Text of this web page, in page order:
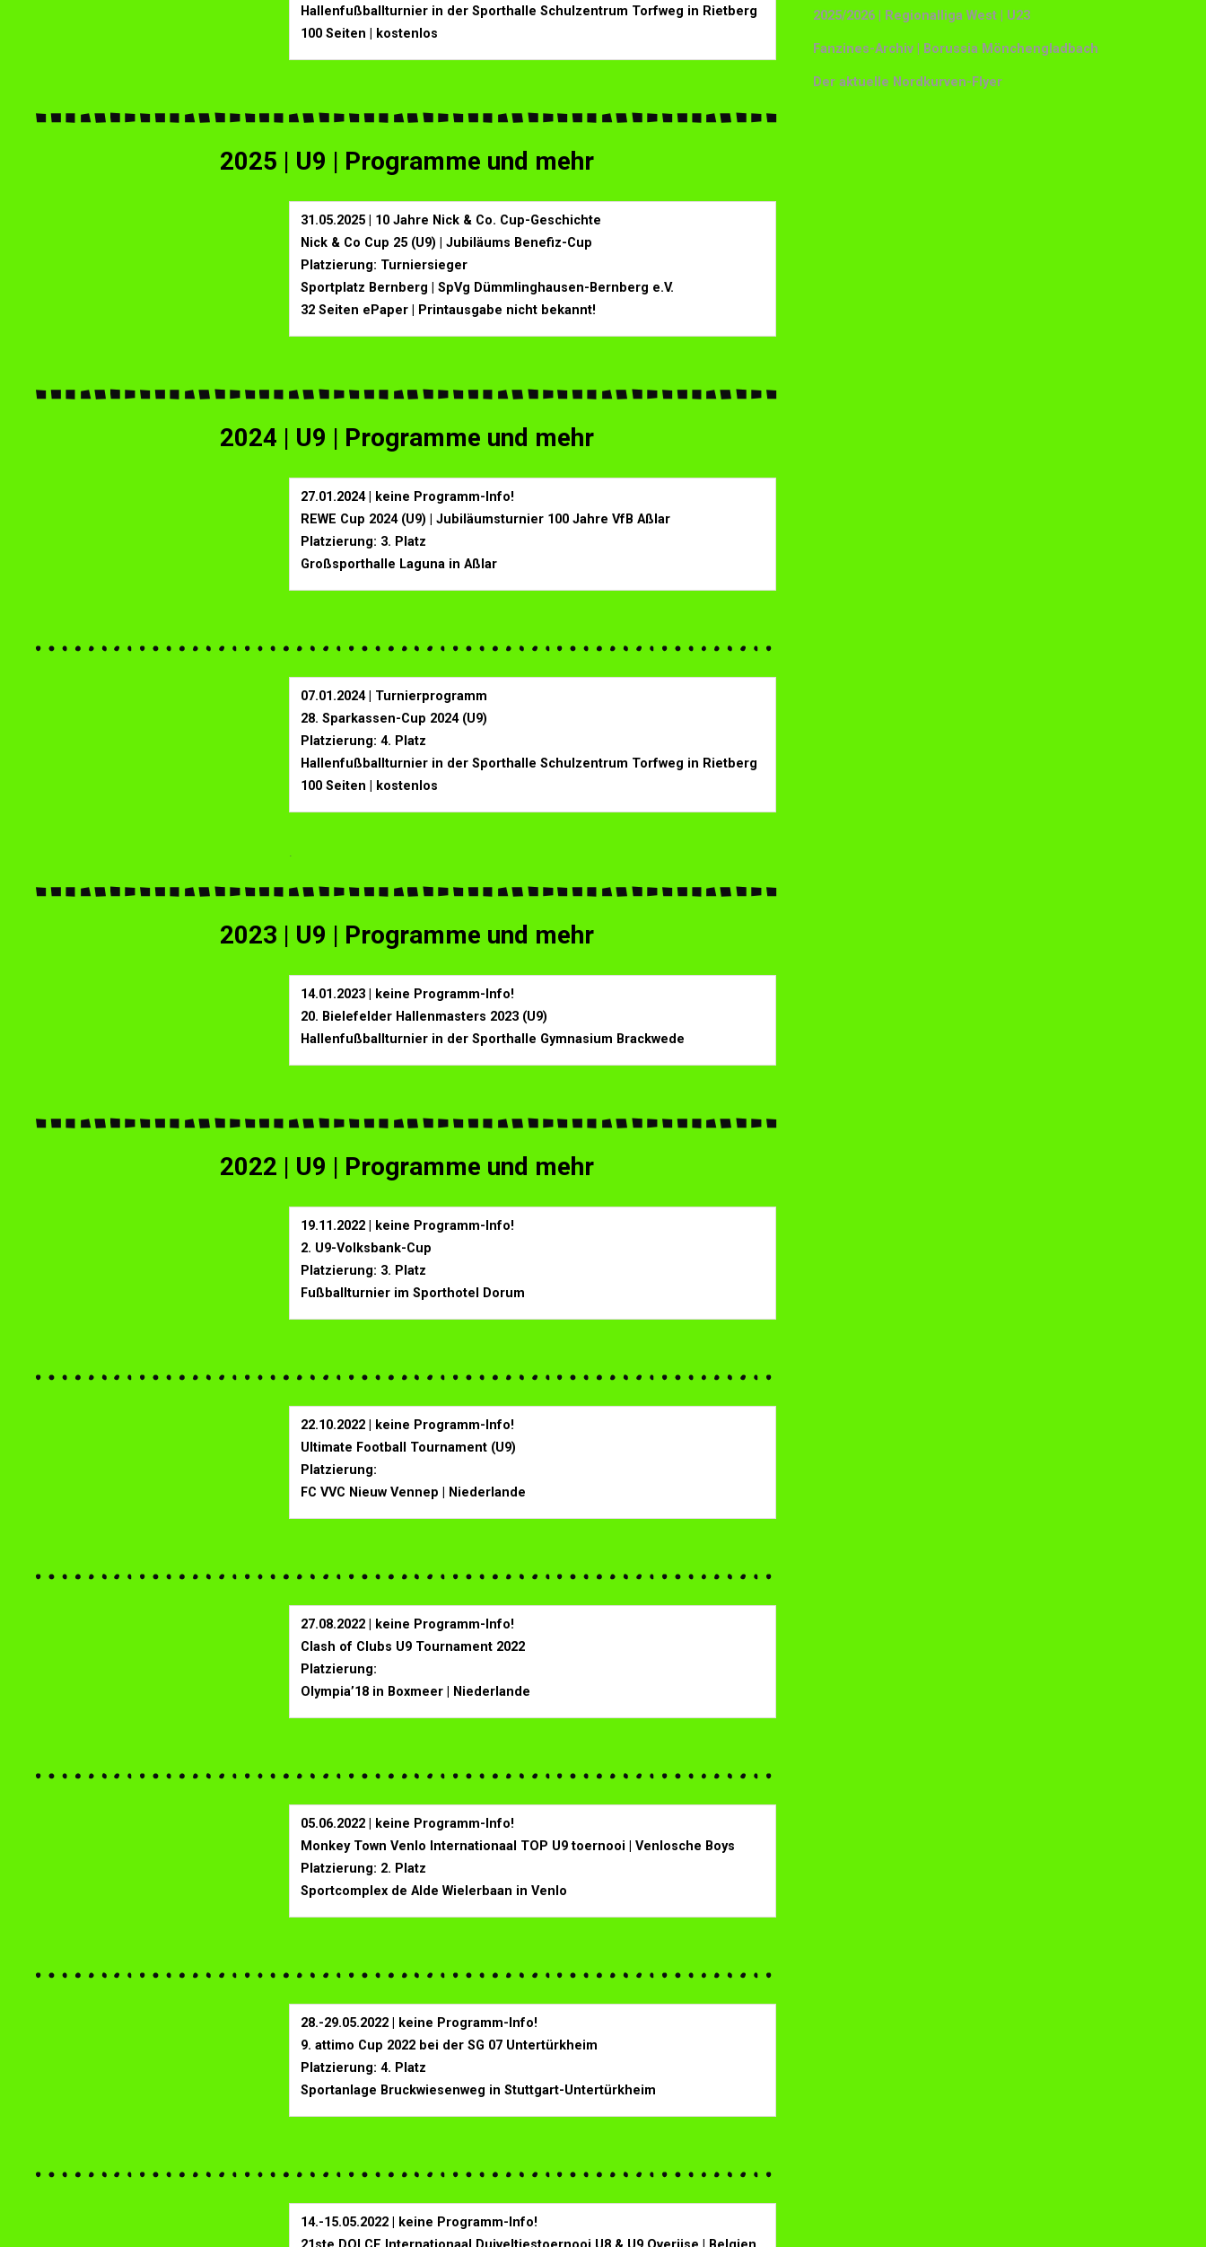
Hallenfußballturnier in der Sporthalle Schulzentrum Torfweg in Rietberg
100 Seiten | kostenlos
2025 | U9 | Programme und mehr
31.05.2025 | 10 Jahre Nick & Co. Cup-Geschichte
Nick & Co Cup 25 (U9) | Jubiläums Benefiz-Cup
Platzierung: Turniersieger
Sportplatz Bernberg | SpVg Dümmlinghausen-Bernberg e.V.
32 Seiten ePaper | Printausgabe nicht bekannt!
2024 | U9 | Programme und mehr
27.01.2024 | keine Programm-Info!
REWE Cup 2024 (U9) | Jubiläumsturnier 100 Jahre VfB Aßlar
Platzierung: 3. Platz
Großsporthalle Laguna in Aßlar
07.01.2024 | Turnierprogramm
28. Sparkassen-Cup 2024 (U9)
Platzierung: 4. Platz
Hallenfußballturnier in der Sporthalle Schulzentrum Torfweg in Rietberg
100 Seiten | kostenlos
.
2023 | U9 | Programme und mehr
14.01.2023 | keine Programm-Info!
20. Bielefelder Hallenmasters 2023 (U9)
Hallenfußballturnier in der Sporthalle Gymnasium Brackwede
2022 | U9 | Programme und mehr
19.11.2022 | keine Programm-Info!
2. U9-Volksbank-Cup
Platzierung: 3. Platz
Fußballturnier im Sporthotel Dorum
22.10.2022 | keine Programm-Info!
Ultimate Football Tournament (U9)
Platzierung:
FC VVC Nieuw Vennep | Niederlande
27.08.2022 | keine Programm-Info!
Clash of Clubs U9 Tournament 2022
Platzierung:
Olympia’18 in Boxmeer | Niederlande
05.06.2022 | keine Programm-Info!
Monkey Town Venlo Internationaal TOP U9 toernooi | Venlosche Boys
Platzierung: 2. Platz
Sportcomplex de Alde Wielerbaan in Venlo
28.-29.05.2022 | keine Programm-Info!
9. attimo Cup 2022 bei der SG 07 Untertürkheim
Platzierung: 4. Platz
Sportanlage Bruckwiesenweg in Stuttgart-Untertürkheim
14.-15.05.2022 | keine Programm-Info!
2025/2026 | Regionalliga West | U23
Fanzines-Archiv | Borussia Mönchengladbach
Der aktuelle Nordkurven-Flyer